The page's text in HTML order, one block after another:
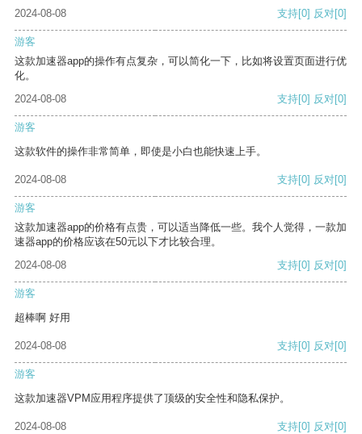
2024-08-08
支持[0] 反对[0]
游客
这款加速器app的操作有点复杂，可以简化一下，比如将设置页面进行优
化。
2024-08-08
支持[0] 反对[0]
游客
这款软件的操作非常简单，即使是小白也能快速上手。
2024-08-08 支持[0] 反对[0]
游客
这款加速器app的价格有点贵，可以适当降低一些。我个人觉得，一款加
速器app的价格应该在50元以下才比较合理。
2024-08-08
支持[0] 反对[0]
游客
超棒啊 好用
2024-08-08 支持[0] 反对[0]
游客
这款加速器VPM应用程序提供了顶级的安全性和隐私保护。
2024-08-08 支持[0] 反对[0]